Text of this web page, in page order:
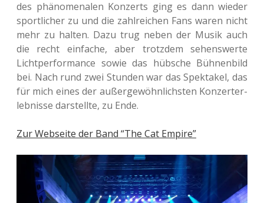
des phä­no­me­na­len Kon­zerts ging es dann wieder
sport­li­cher zu und die zahl­rei­chen Fans waren nicht
mehr zu halten. Dazu trug neben der Musik auch
die recht ein­fa­che, aber trotz­dem sehens­wer­te
Licht­per­for­mance sowie das hüb­sche Büh­nen­bild
bei. Nach rund zwei Stun­den war das Spek­ta­kel, das
für mich eines der außer­ge­wöhn­lichs­ten Kon­zert­er­
leb­nis­se dar­stell­te, zu Ende.
Zur Web­sei­te der Band “The Cat Empire”